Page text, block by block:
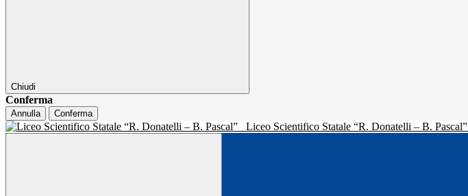
Chiudi
Conferma
Annulla Conferma
Liceo Scientifico Statale “R. Donatelli – B. Pascal”